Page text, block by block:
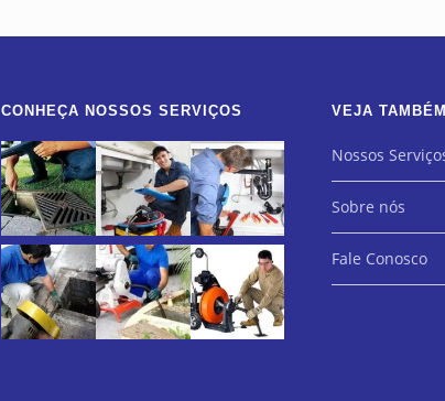
CONHEÇA NOSSOS SERVIÇOS VEJA TAMBÉM
Nossos
Sobre nós
Fale Conosco